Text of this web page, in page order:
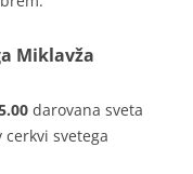
Miklavža
darovana sveta
svetega